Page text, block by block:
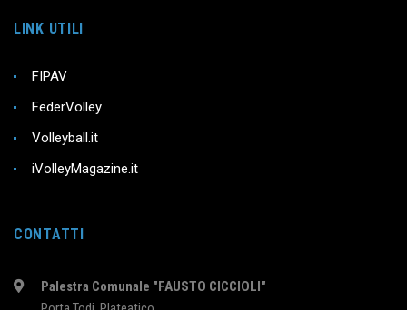
LINK UTILI
FIPAV
FederVolley
Volleyball.it
iVolleyMagazine.it
CONTATTI
Palestra Comunale "FAUSTO CICCIOLI"